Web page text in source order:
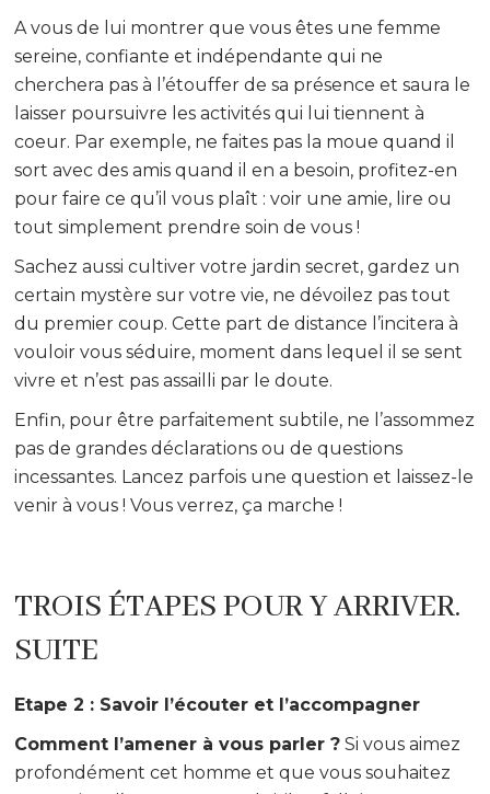
A vous de lui montrer que vous êtes une femme
sereine, confiante et indépendante qui ne
cherchera pas à l’étouffer de sa présence et saura le
laisser poursuivre les activités qui lui tiennent à
coeur. Par exemple, ne faites pas la moue quand il
sort avec des amis quand il en a besoin, profitez-en
pour faire ce qu’il vous plaît : voir une amie, lire ou
tout simplement prendre soin de vous !
Sachez aussi cultiver votre jardin secret, gardez un
certain mystère sur votre vie, ne dévoilez pas tout
du premier coup. Cette part de distance l’incitera à
vouloir vous séduire, moment dans lequel il se sent
vivre et n’est pas assailli par le doute.
Enfin, pour être parfaitement subtile, ne l’assommez
pas de grandes déclarations ou de questions
incessantes. Lancez parfois une question et laissez-le
venir à vous ! Vous verrez, ça marche !
TROIS ÉTAPES POUR Y ARRIVER.
SUITE
Etape 2 : Savoir l’écouter et l’accompagner
Comment l’amener à vous parler ? Si vous aimez
profondément cet homme et que vous souhaitez